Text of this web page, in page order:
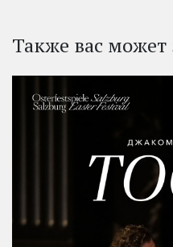
Также вас может